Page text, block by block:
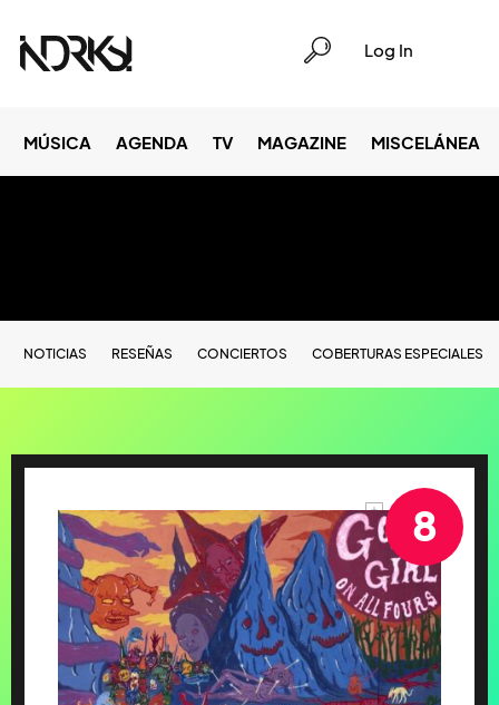
Log In
MÚSICA AGENDA TV MAGAZINE MISCELÁNEA
NOTICIAS RESEÑAS CONCIERTOS COBERTURAS ESPECIALES
8